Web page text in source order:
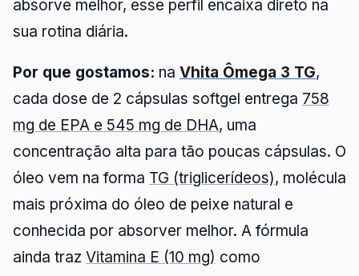
absorve melhor, esse perfil encaixa direto na
sua rotina diária.
Por que gostamos: na Vhita Ômega 3 TG,
cada dose de 2 cápsulas softgel entrega 758
mg de EPA e 545 mg de DHA, uma
concentração alta para tão poucas cápsulas. O
óleo vem na forma TG (triglicerídeos), molécula
mais próxima do óleo de peixe natural e
conhecida por absorver melhor. A fórmula
ainda traz Vitamina E (10 mg) como